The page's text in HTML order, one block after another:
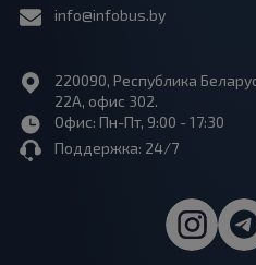
info@infobus.by
220090, Республика
22А, офис 302.
Офис: Пн-Пт, 9:00 - 17:30
Поддержка: 24/7